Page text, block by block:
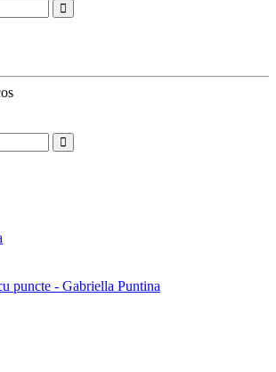
puncte - Gabriella Puntina